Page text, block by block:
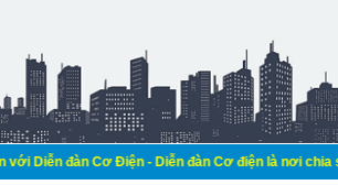
Cơ Điện - Diễn đàn Cơ điện là nơi chia sẽ kiến